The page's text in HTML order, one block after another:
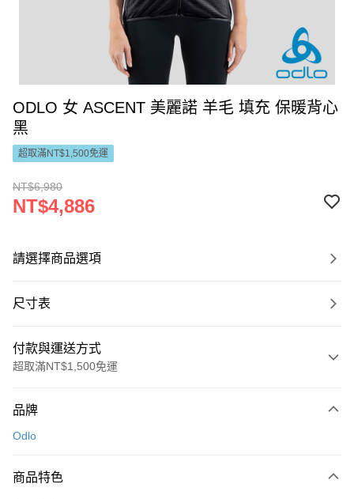
ODLO 女 ASCENT 美麗諾 羊毛 填充 保暖背心
黑
超取滿NT$1,500免運
NT$6,980
NT$4,886
請選擇商品選項
尺寸表
付款與運送方式
超取滿NT$1,500免運
信用卡一次付款
Apple Pay
品牌
Odlo
商品特色